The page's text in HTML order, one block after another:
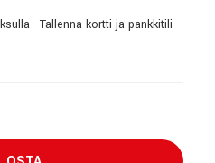
- Tallenna kortti ja pankkitili -